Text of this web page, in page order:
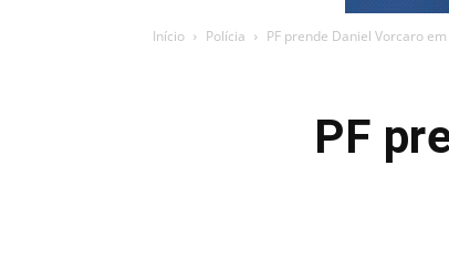
Início Polícia PF prende Daniel Vorcaro
PF